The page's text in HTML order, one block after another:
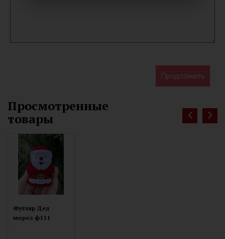
Продолжить
Просмотренные
товары
Футляр Дед
мороз ф111